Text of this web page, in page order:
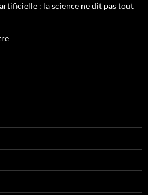
: la science ne dit pas tout